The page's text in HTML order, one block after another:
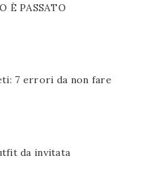
È PASSATO
7 errori da non fare
da invitata